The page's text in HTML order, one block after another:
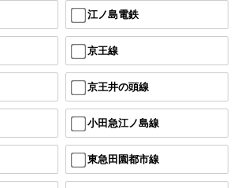
江ノ島電鉄
京王線
京王井の頭線
小田急江ノ島線
東急田園都市線